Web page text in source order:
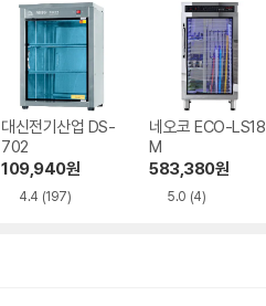
대신전기산업 DS-
702
109,940원
4.4 (197)
네오코 ECO-LS18
M
583,380원
5.0 (4)